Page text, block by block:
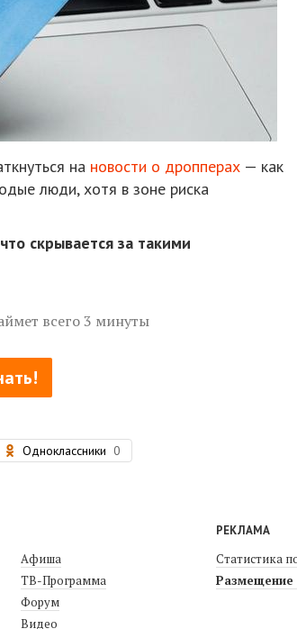
на новости о дропперах — как
люди, хотя в зоне риска
скрывается за такими
всего 3 минуты
Одноклассники 0
Афиша
ТВ-Программа
Форум
Видео
РЕКЛАМА
Статистика
Размещение